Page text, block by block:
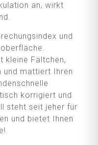
an, wirkt
und
kleine Fältchen,
und mattiert Ihren
korrigiert und
steht seit jeher für
und bietet Ihnen